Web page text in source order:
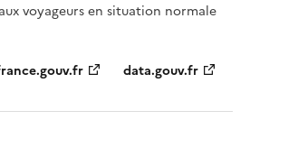
voyageurs en situation normale
data.gouv.fr